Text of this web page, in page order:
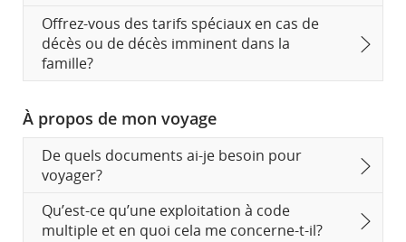
Offrez-vous des tarifs spéciaux en cas de
décès ou de décès imminent dans la
famille?
À propos de mon voyage
De quels documents ai-je besoin pour
voyager?
Qu’est-ce qu’une exploitation à code
multiple et en quoi cela me concerne-t-il?